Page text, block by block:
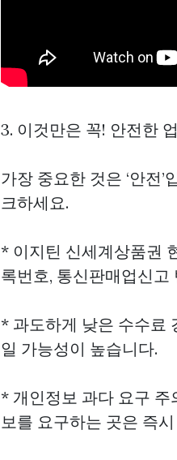
3. 이것만은 꼭! 안전한
가장 중요한 것은 ‘안전
크하세요.
* 이지틴 신세계상품권
록번호, 통신판매업신
* 과도하게 낮은 수수료
일 가능성이 높습니다.
* 개인정보 과다 요구 주
보를 요구하는 곳은 즉